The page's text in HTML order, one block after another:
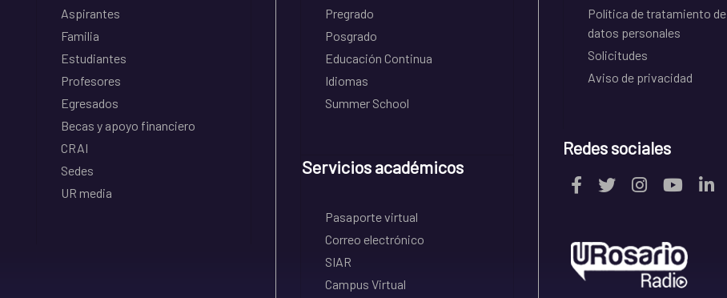
Aspirantes
Familia
Estudiantes
Profesores
Egresados
Becas y apoyo financiero
CRAI
Sedes
UR media
Pregrado
Posgrado
Educación Continua
Idiomas
Summer School
Servicios académicos
Pasaporte virtual
Correo electrónico
SIAR
Campus Virtual
Política de tratamiento de
datos personales
Solicitudes
Aviso de privacidad
Redes sociales